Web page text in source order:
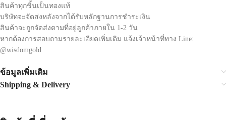
สินค้าทุกชิ้นเป็นทองแท้
บริษัทจะจัดส่งหลังจากได้รับหลักฐานการชำระเงิน
สินค้าจะถูกจัดส่งตามที่อยู่ลูกค้าภายใน 1-2 วัน
หากต้องการสอบถามรายละเอียดเพิ่มเติม แจ้งเจ้าหน้าที่ทาง Line:
@wisdomgold
ข้อมูลเพิ่มเติม
Shipping & Delivery